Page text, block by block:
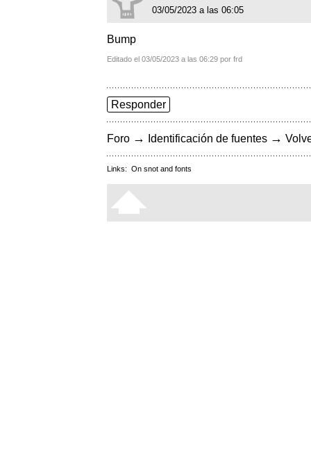
03/05/2023 a las 06:05
Bump
Editado el 03/05/2023 a las 06:29 por frd
Responder
Foro → Identificación de fuentes →
Links: On snot and fonts